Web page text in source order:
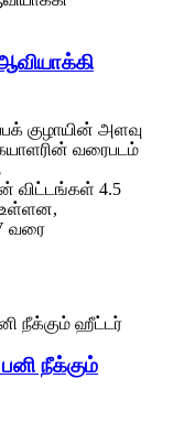
குழாயின் அளவு
வரைபடம்
விட்டங்கள் 4.5
உள்ளன,
வரை
நீக்கும்